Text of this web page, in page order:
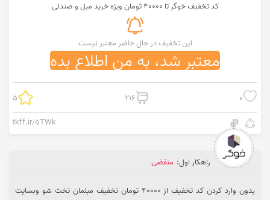
کد تخفیف خوگر تا 40000 تومان ویژه خرید مبل و صندلی
این تخفیف در حال حاضر معتبر نیست
معتبر شد، به من اطلاع بده
0
216
5
tkff.ir/5TWk
راهکار اول: منقضی
بدون وارد کردن کد تخفیف از 40000 تومان تخفیف مبلمان تخت شو وبسایت